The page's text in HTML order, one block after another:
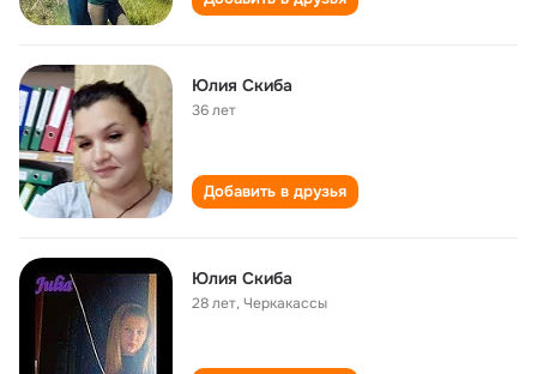
Юлия Скиба
36 лет
Добавить в друзья
Юлия Скиба
28 лет,Черкакассы